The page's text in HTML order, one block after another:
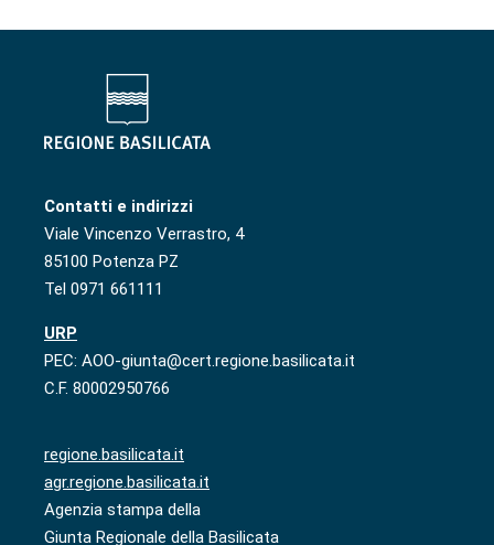
Contatti e indirizzi
Viale Vincenzo Verrastro, 4
85100 Potenza PZ
Tel 0971 661111
URP
PEC: AOO-giunta@cert.regione.basilicata.it
C.F. 80002950766
regione.basilicata.it
agr.regione.basilicata.it
Agenzia stampa della
Giunta Regionale della Basilicata